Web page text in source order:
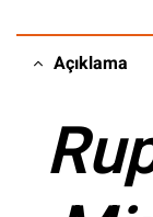
Açıklama